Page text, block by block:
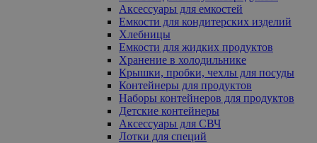
Аксессуары для емкостей
Емкости для кондитерских изделий
Хлебницы
Емкости для жидких продуктов
Хранение в холодильнике
Крышки, пробки, чехлы для посуды
Контейнеры для продуктов
Наборы контейнеров для продуктов
Детские контейнеры
Аксессуары для СВЧ
Лотки для специй